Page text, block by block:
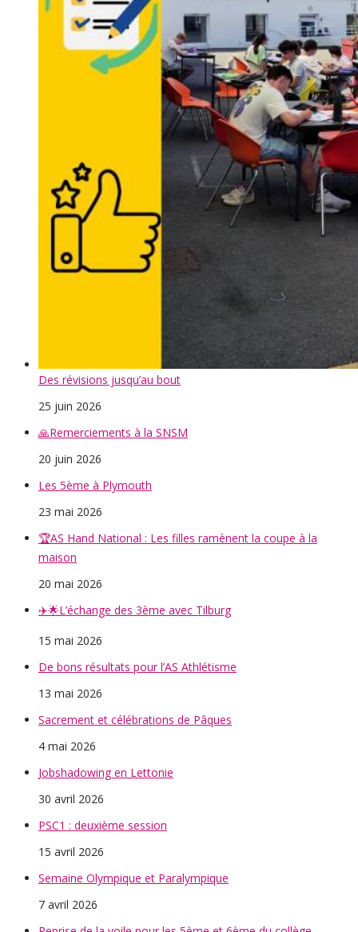
Des révisions jusqu’au bout
25 juin 2026
🙏Remerciements à la SNSM
20 juin 2026
Les 5ème à Plymouth
23 mai 2026
🏆AS Hand National : Les filles ramènent la coupe à la
maison
20 mai 2026
✈️🌟L’échange des 3ème avec Tilburg
15 mai 2026
De bons résultats pour l’AS Athlétisme
13 mai 2026
Sacrement et célébrations de Pâques
4 mai 2026
Jobshadowing en Lettonie
30 avril 2026
PSC1 : deuxième session
15 avril 2026
Semaine Olympique et Paralympique
7 avril 2026